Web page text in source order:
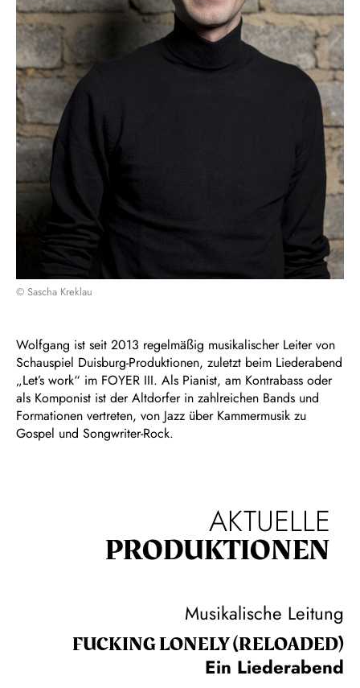
© Sascha Kreklau
Wolfgang ist seit 2013 regelmäßig musikalischer Leiter von
Schauspiel Duisburg-Produktionen, zuletzt beim Liederabend
„Let’s work“ im FOYER III. Als Pianist, am Kontrabass oder
als Komponist ist der Altdorfer in zahlreichen Bands und
Formationen vertreten, von Jazz über Kammermusik zu
Gospel und Songwriter-Rock.
AKTUELLE
PRODUKTIONEN
Musikalische Leitung
FUCKING LONELY (RELOADED)
Ein Liederabend